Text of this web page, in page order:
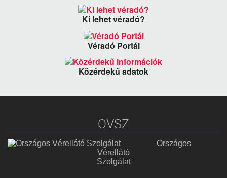
Ki lehet véradó?
Véradó Portál
Közérdekű adatok
OVSZ
Országos
Vérellátó
Szolgálat